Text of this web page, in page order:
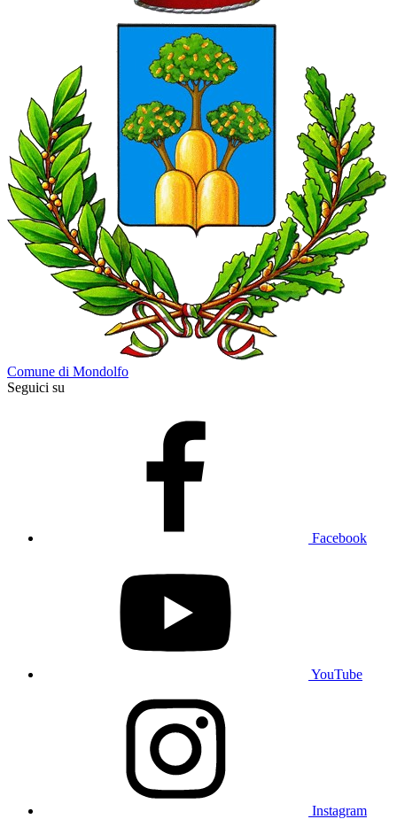
Comune di Mondolfo
Seguici su
Facebook
YouTube
Instagram